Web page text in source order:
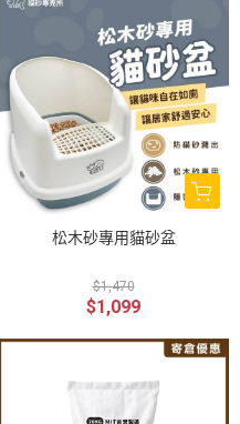
松木砂專用貓砂盆
$1,470
$1,099